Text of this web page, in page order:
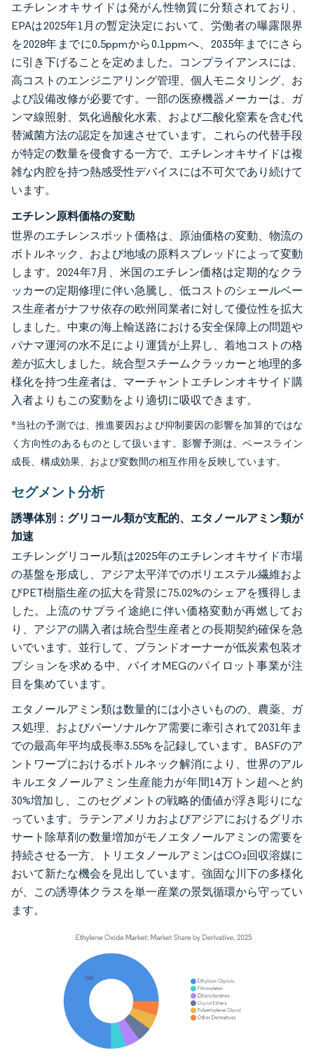
エチレンオキサイドは発がん性物質に分類されており、
EPAは2025年1月の暫定決定において、労働者の曝露限界
を2028年までに0.5ppmから0.1ppmへ、2035年までにさら
に引き下げることを定めました。コンプライアンスには、
高コストのエンジニアリング管理、個人モニタリング、お
よび設備改修が必要です。一部の医療機器メーカーは、ガ
ンマ線照射、気化過酸化水素、および二酸化窒素を含む代
替滅菌方法の認定を加速させています。これらの代替手段
が特定の数量を侵食する一方で、エチレンオキサイドは複
雑な内腔を持つ熱感受性デバイスには不可欠であり続けて
います。
エチレン原料価格の変動
世界のエチレンスポット価格は、原油価格の変動、物流の
ボトルネック、および地域の原料スプレッドによって変動
します。2024年7月、米国のエチレン価格は定期的なクラ
ッカーの定期修理に伴い急騰し、低コストのシェールベー
ス生産者がナフサ依存の欧州同業者に対して優位性を拡大
しました。中東の海上輸送路における安全保障上の問題や
パナマ運河の水不足により運賃が上昇し、着地コストの格
差が拡大しました。統合型スチームクラッカーと地理的多
様化を持つ生産者は、マーチャントエチレンオキサイド購
入者よりもこの変動をより適切に吸収できます。
*当社の予測では、推進要因および抑制要因の影響を加算的ではな
く方向性のあるものとして扱います。影響予測は、ベースライン
成長、構成効果、および変数間の相互作用を反映しています。
セグメント分析
誘導体別：グリコール類が支配的、エタノールアミン類が
加速
エチレングリコール類は2025年のエチレンオキサイド市場
の基盤を形成し、アジア太平洋でのポリエステル繊維およ
びPET樹脂生産の拡大を背景に75.02%のシェアを獲得しま
した。上流のサプライ途絶に伴い価格変動が再燃してお
り、アジアの購入者は統合型生産者との長期契約確保を急
いでいます。並行して、ブランドオーナーが低炭素包装オ
プションを求める中、バイオMEGのパイロット事業が注
目を集めています。
エタノールアミン類は数量的には小さいものの、農薬、ガ
ス処理、およびパーソナルケア需要に牽引されて2031年ま
での最高年平均成長率3.55%を記録しています。BASFのア
ントワープにおけるボトルネック解消により、世界のアル
キルエタノールアミン生産能力が年間14万トン超へと約
30%増加し、このセグメントの戦略的価値が浮き彫りにな
っています。ラテンアメリカおよびアジアにおけるグリホ
サート除草剤の数量増加がモノエタノールアミンの需要を
持続させる一方、トリエタノールアミンはCO₂回収溶媒に
おいて新たな機会を見出しています。強固な川下の多様化
が、この誘導体クラスを単一産業の景気循環から守ってい
ます。